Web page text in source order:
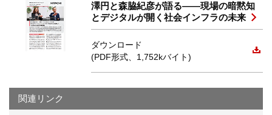
澤円と森脇紀彦が語る――現場の暗黙知
とデジタルが開く社会インフラの未来
ダウンロード
(PDF形式、1,752kバイト)
関連リンク